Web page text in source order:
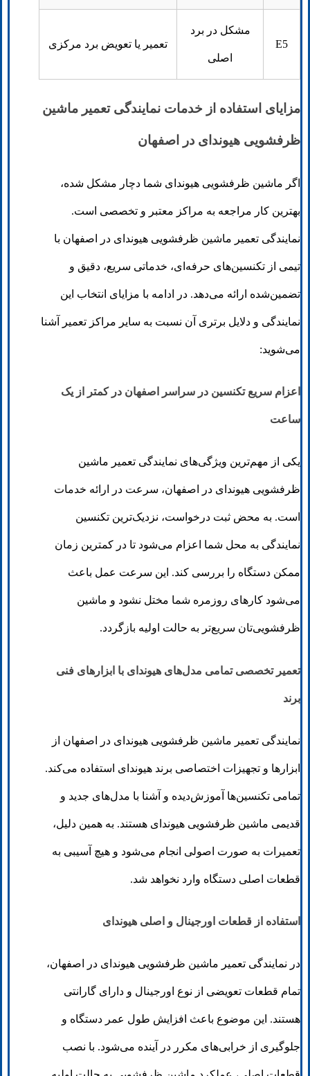
E5
مشکل در برد
اصلی
تعمیر یا تعویض برد مرکزی
مزایای استفاده از خدمات نمایندگی تعمیر ماشین
ظرفشویی هیوندای در اصفهان
اگر ماشین ظرفشویی هیوندای شما دچار مشکل شده،
بهترین کار مراجعه به مراکز معتبر و تخصصی است.
نمایندگی تعمیر ماشین ظرفشویی هیوندای در اصفهان با
تیمی از تکنسین‌های حرفه‌ای، خدماتی سریع، دقیق و
تضمین‌شده ارائه می‌دهد. در ادامه با مزایای انتخاب این
نمایندگی و دلایل برتری آن نسبت به سایر مراکز تعمیر آشنا
می‌شوید:
اعزام سریع تکنسین در سراسر اصفهان در کمتر از یک
ساعت
یکی از مهم‌ترین ویژگی‌های نمایندگی تعمیر ماشین
ظرفشویی هیوندای در اصفهان، سرعت در ارائه خدمات
است. به محض ثبت درخواست، نزدیک‌ترین تکنسین
نمایندگی به محل شما اعزام می‌شود تا در کمترین زمان
ممکن دستگاه را بررسی کند. این سرعت عمل باعث
می‌شود کارهای روزمره شما مختل نشود و ماشین
ظرفشویی‌تان سریع‌تر به حالت اولیه بازگردد.
تعمیر تخصصی تمامی مدل‌های هیوندای با ابزارهای فنی
برند
نمایندگی تعمیر ماشین ظرفشویی هیوندای در اصفهان از
ابزارها و تجهیزات اختصاصی برند هیوندای استفاده می‌کند.
تمامی تکنسین‌ها آموزش‌دیده و آشنا با مدل‌های جدید و
قدیمی ماشین ظرفشویی هیوندای هستند. به همین دلیل،
تعمیرات به صورت اصولی انجام می‌شود و هیچ آسیبی به
قطعات اصلی دستگاه وارد نخواهد شد.
استفاده از قطعات اورجینال و اصلی هیوندای
در نمایندگی تعمیر ماشین ظرفشویی هیوندای در اصفهان،
تمام قطعات تعویضی از نوع اورجینال و دارای گارانتی
هستند. این موضوع باعث افزایش طول عمر دستگاه و
جلوگیری از خرابی‌های مکرر در آینده می‌شود. با نصب